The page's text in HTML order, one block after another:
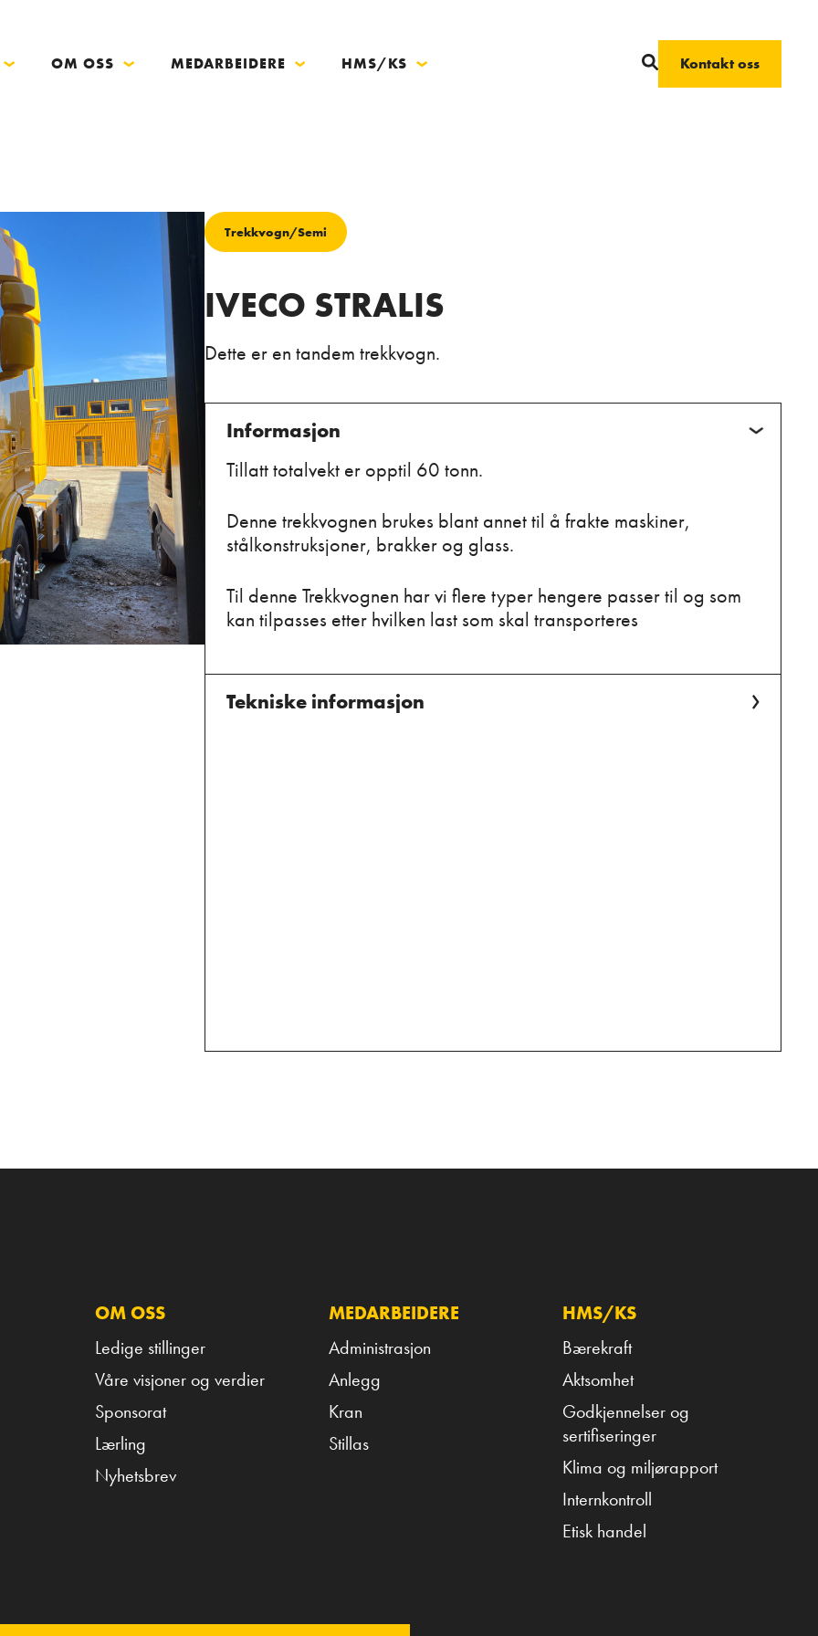
OM OSS MEDARBEIDERE HMS/KS Kontakt oss
Trekkvogn/Semi
IVECO STRALIS
Dette er en tandem trekkvogn.
Informasjon
Tillatt totalvekt er opptil 60 tonn.
Denne trekkvognen brukes blant annet til å frakte maskiner,
stålkonstruksjoner, brakker og glass.
Til denne Trekkvognen har vi flere typer hengere passer til og som
kan tilpasses etter hvilken last som skal transporteres
Tekniske informasjon
OM OSS
Ledige stillinger
Våre visjoner og verdier
Sponsorat
Lærling
Nyhetsbrev
MEDARBEIDERE
Administrasjon
Anlegg
Kran
Stillas
HMS/KS
Bærekraft
Aktsomhet
Godkjennelser og
sertifiseringer
Klima og miljørapport
Internkontroll
Etisk handel